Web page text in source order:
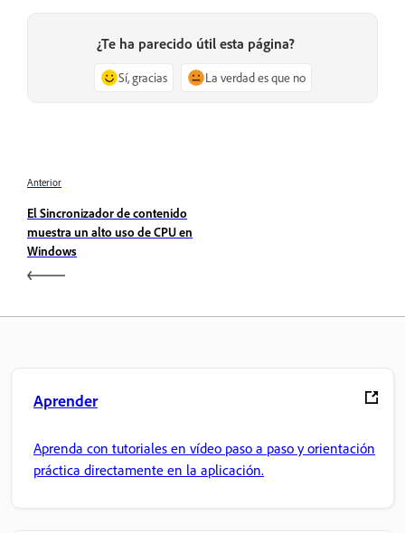
¿Te ha parecido útil esta página?
Sí, gracias La verdad es que no
Anterior
El Sincronizador de contenido
muestra un alto uso de CPU en
Windows
Aprender
Aprenda con tutoriales en vídeo paso a paso y orientación
práctica directamente en la aplicación.